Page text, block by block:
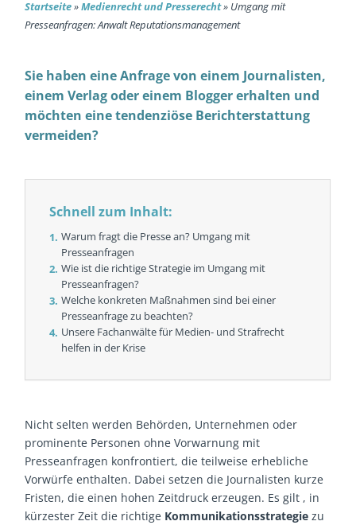
Startseite»Medienrecht und Presserecht» Umgang mit
Presseanfragen: Anwalt Reputationsmanagement
Sie haben eine Anfrage von einem Journalisten,
einem Verlag oder einem Blogger erhalten und
möchten eine tendenziöse Berichterstattung
vermeiden?
Schnell zum Inhalt:
Warum fragt die Presse an? Umgang mit
Presseanfragen
Wie ist die richtige Strategie im Umgang mit
Presseanfragen?
Welche konkreten Maßnahmen sind bei einer
Presseanfrage zu beachten?
Unsere Fachanwälte für Medien- und Strafrecht
helfen in der Krise
Nicht selten werden Behörden, Unternehmen oder
prominente Personen ohne Vorwarnung mit
Presseanfragen konfrontiert, die teilweise erhebliche
Vorwürfe enthalten. Dabei setzen die Journalisten kurze
Fristen, die einen hohen Zeitdruck erzeugen. Es gilt , in
kürzester Zeit die richtige Kommunikationsstrategie zu